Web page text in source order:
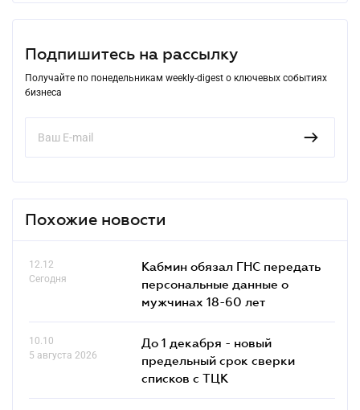
Подпишитесь на рассылку
Получайте по понедельникам weekly-digest о ключевых событиях
бизнеса
Похожие новости
12.12
Сегодня
Кабмин обязал ГНС передать
персональные данные о
мужчинах 18-60 лет
10.10
5 августа 2026
До 1 декабря - новый
предельный срок сверки
списков c ТЦК